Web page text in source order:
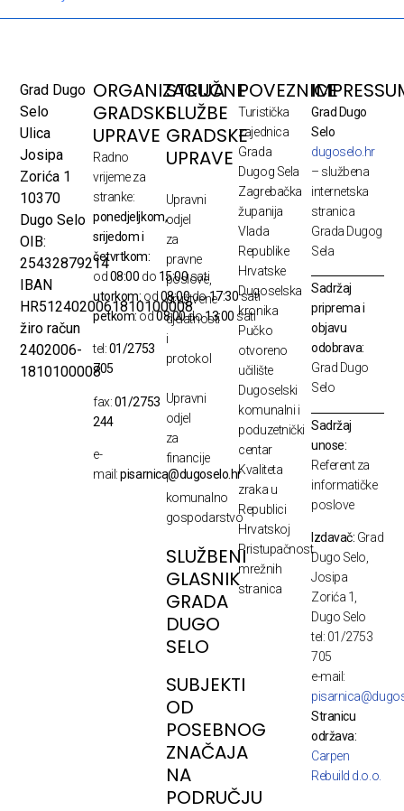
Grad Dugo
Selo
Ulica
Josipa
Zorića 1
10370
Dugo Selo
OIB:
25432879214
IBAN
HR5124020061810100008
žiro račun
2402006-
1810100008
ORGANIZACIJA
GRADSKE
UPRAVE
Radno
vrijeme za
stranke:
ponedjeljkom,
srijedom i
četvrtkom:
od08:00 do 15:00sati
utorkom: od08:00do17:30sati
petkom:od08:00do13:00 sati
tel:01/2753
705
fax:01/2753
244
e-
mail:pisarnica@dugoselo.hr
STRUČNE
SLUŽBE
GRADSKE
UPRAVE
Upravni
odjel
za
pravne
poslove,
društvene
djelatnosti
i
protokol
Upravni
odjel
za
financije
i
komunalno
gospodarstvo
SLUŽBENI
GLASNIK
GRADA
DUGO
SELO
SUBJEKTI
OD
POSEBNOG
ZNAČAJA
NA
PODRUČJU
POVEZNICE
Turistička
zajednica
Grada
Dugog Sela
Zagrebačka
županija
Vlada
Republike
Hrvatske
Dugoselska
kronika
Pučko
otvoreno
učilište
Dugoselski
komunalni i
poduzetnički
centar
Kvaliteta
zraka u
Republici
Hrvatskoj
Pristupačnost
mrežnih
stranica
Grad Dugo
Selo
dugoselo.hr
– službena
internetska
stranica
Grada Dugog
Sela
Sadržaj
priprema i
objavu
odobrava:
Grad Dugo
Selo
Sadržaj
unose:
Referent za
informatičke
poslove
Izdavač: Grad
Dugo Selo,
Josipa
Zorića 1,
Dugo Selo
tel: 01/2753
705
e-mail:
Stranicu
održava:
Carpen
Rebuild d.o.o.